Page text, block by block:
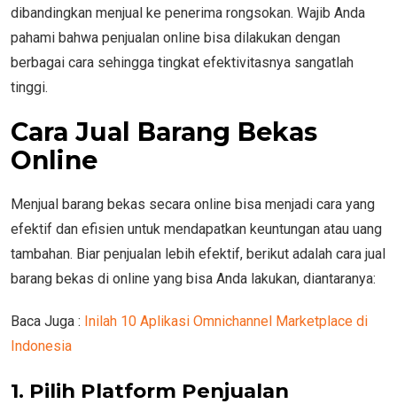
dibandingkan menjual ke penerima rongsokan. Wajib Anda
pahami bahwa penjualan online bisa dilakukan dengan
berbagai cara sehingga tingkat efektivitasnya sangatlah
tinggi.
Cara Jual Barang Bekas
Online
Menjual barang bekas secara online bisa menjadi cara yang
efektif dan efisien untuk mendapatkan keuntungan atau uang
tambahan. Biar penjualan lebih efektif, berikut adalah cara jual
barang bekas di online yang bisa Anda lakukan, diantaranya:
Baca Juga : Inilah 10 Aplikasi Omnichannel Marketplace di
Indonesia
1. Pilih Platform Penjualan